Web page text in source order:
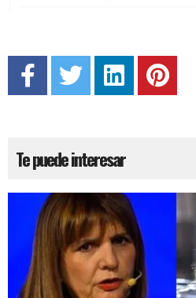
Te puede interesar